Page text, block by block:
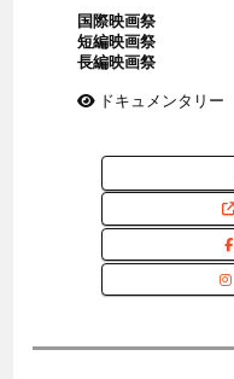
国際映画祭
短編映画祭
長編映画祭
ドキュメンタリー